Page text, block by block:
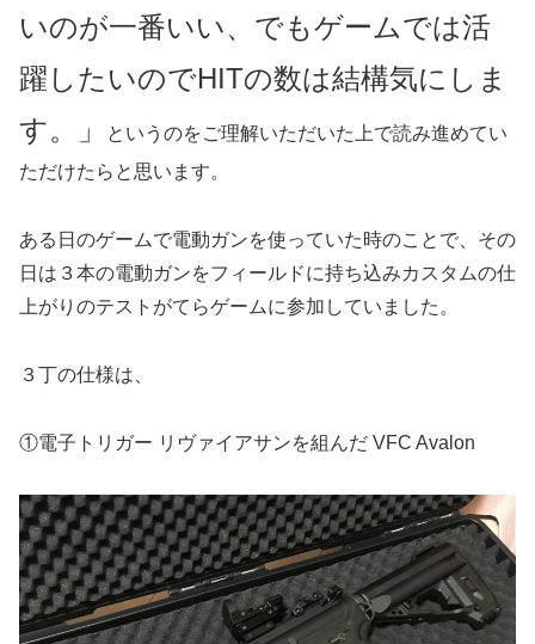
いのが一番いい、でもゲームでは活
躍したいのでHITの数は結構気にしま
す。」
というのをご理解いただいた上で読み進めてい
ただけたらと思います。
ある日のゲームで電動ガンを使っていた時のことで、その
日は３本の電動ガンをフィールドに持ち込みカスタムの仕
上がりのテストがてらゲームに参加していました。
３丁の仕様は、
①電子トリガー リヴァイアサンを組んだ VFC Avalon